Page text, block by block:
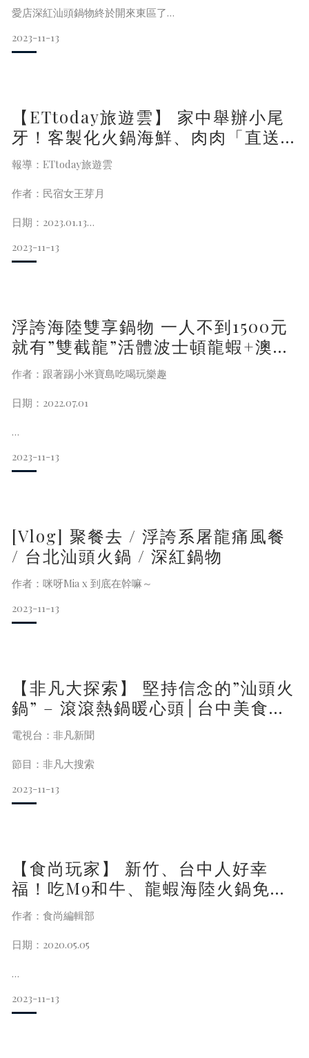
地址：台中市北屯區昌平東五路256號
電話：04-24227706
愛店深紅汕頭鍋物終於開來東區了
我是殷殷期盼好幾年了啊！
我們兩隻羊不來個牡羊趴怎麼行！
營業資訊
深紅汕頭鍋物 sogo敦化店
服務專線：02-87730035
平日及例假日11:00~15:00、17:00~
2023-11-13
【ETtoday旅遊雲】 家中舉辦小尾
牙！客製化火鍋海鮮、肉肉「直送
到府」還會幫忙收拾
報導：ETtoday旅遊雲
作者：民宿女王芽月
日期：2023.01.13
打緊，吃完之後還要清理殘渣跟洗碗筷，想到就累。
這次要跟大家介紹的，就是從台中竄紅起來的深紅汕頭鍋物，
也就是很紅的屠龍計畫，之前如果想吃，就得跑到新竹或台
北，現在在桃園就吃的到，而且還是親自送到你家。
2023-11-13
浮誇海陸雙享鍋物 一人不到1500元
就有”雙截龍”活體波士頓龍蝦+澳洲
和牛+吹冷氣的氣冷雞等10種海鮮肉
品豪華享受 (竹北深紅汕頭火鍋.菜單
營業時間地址電話)
作者：跟著踢小米寶島吃喝玩樂趣
日期：2022.07.01
因為疫情影響的關係，小米已經好久沒來到愛店竹北深紅汕頭
鍋物了，現在疫情已經逐漸趨緩，當然要來大吃一頓！
至還有澳洲M5和牛耶
而且以這個份量和品質來說，真的挺划算的，因為以這種等級
的火鍋單人套餐在其他地方就要快2000元了，在這邊一人不到
1500元價格一人一隻活波龍，就可以讓兩個人吃超飽的，
2023-11-13
[Vlog] 聚餐去 / 浮誇系屠龍痛風餐
/ 台北汕頭火鍋 / 深紅鍋物
作者：咪呀Mia x 到底在幹嘛～
2023-11-13
【非凡大探索】 堅持信念的”汕頭火
鍋” – 滾滾熱鍋暖心頭│台中美食必
吃│深紅汕頭鍋物(北屯崇德店)
電視台：非凡新聞
節目：非凡大搜索
2023-11-13
【食尚玩家】 新竹、台中人好幸
福！吃M9和牛、龍蝦海陸火鍋免出
門，還有專業主廚到府服務
作者：食尚編輯部
日期：2020.05.05
2023-11-13